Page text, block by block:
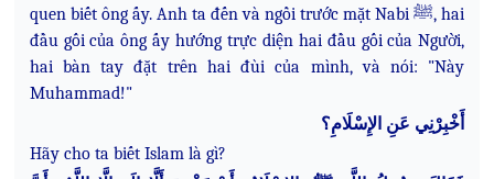
quen biết ông ấy. Anh ta đến và ngồi trước mặt Nabi ﷺ, hai
đầu gối của ông ấy hướng trực diện hai đầu gối của Người,
hai bàn tay đặt trên hai đùi của mình, và nói: "Này
Muhammad!"
أَخْبِرْنِي عَنِ الإِسْلَامِ؟
Hãy cho ta biết Islam là gì?